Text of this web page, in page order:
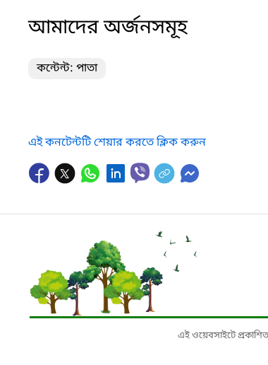
আমাদের অর্জনসমূহ
কন্টেন্ট: পাতা
এই কনটেন্টটি শেয়ার করতে ক্লিক করুন
এই ওয়েবসাইটে প্রকাশিত